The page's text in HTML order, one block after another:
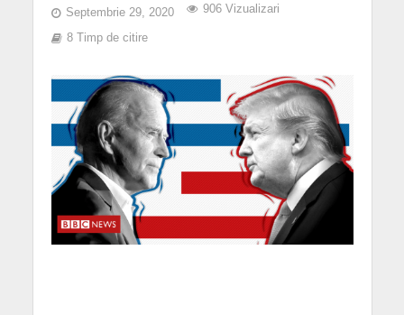
Septembrie 29, 2020 906 Vizualizari
8 Timp de citire